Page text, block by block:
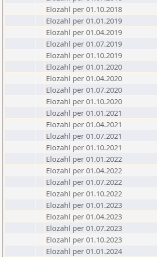
Elozahl per 01.10.2018
Elozahl per 01.01.2019
Elozahl per 01.04.2019
Elozahl per 01.07.2019
Elozahl per 01.10.2019
Elozahl per 01.01.2020
Elozahl per 01.04.2020
Elozahl per 01.07.2020
Elozahl per 01.10.2020
Elozahl per 01.01.2021
Elozahl per 01.04.2021
Elozahl per 01.07.2021
Elozahl per 01.10.2021
Elozahl per 01.01.2022
Elozahl per 01.04.2022
Elozahl per 01.07.2022
Elozahl per 01.10.2022
Elozahl per 01.01.2023
Elozahl per 01.04.2023
Elozahl per 01.07.2023
Elozahl per 01.10.2023
Elozahl per 01.01.2024